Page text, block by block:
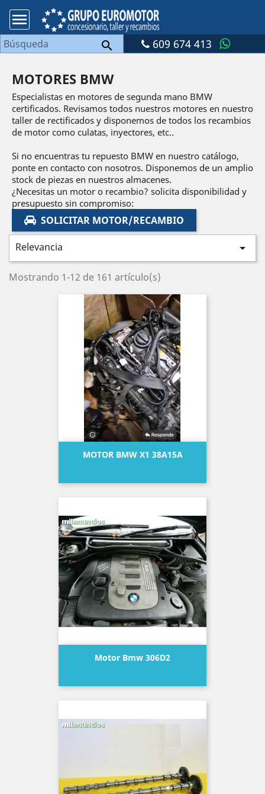

 609 674 413
MOTORES BMW
Especialistas en motores de segunda mano BMW
certificados. Revisamos todos nuestros motores en nuestro
taller de rectificados y disponemos de todos los recambios
de motor como culatas, inyectores, etc..
Si no encuentras tu repuesto BMW en nuestro catálogo,
ponte en contacto con nosotros. Disponemos de un amplio
stock de piezas en nuestros almacenes.
¿Necesitas un motor o recambio? solicita disponibilidad y
presupuesto sin compromiso:
SOLICITAR MOTOR/RECAMBIO
Relevancia 
Mostrando 1-12 de 161 artículo(s)
MOTOR BMW X1 38A15A
Motor Bmw 306D2